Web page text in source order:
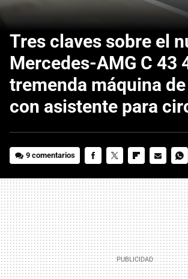
Tres claves sobre el
Mercedes-AMG C 43
tremenda máquina
con asistente para
9 comentarios
MAIL